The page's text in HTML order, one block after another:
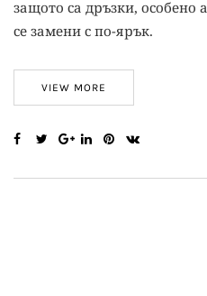
защото са дръзки, особено
се замени с по-ярък.
VIEW MORE